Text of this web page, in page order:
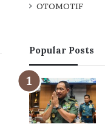
OTOMOTIF
Popular Posts